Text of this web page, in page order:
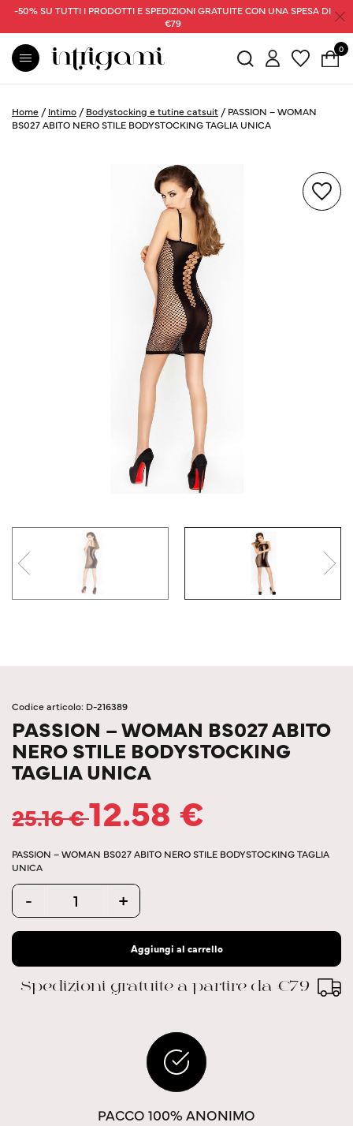
-50% SU TUTTI I PRODOTTI E SPEDIZIONI GRATUITE CON UNA SPESA DI
€79
0
Home / Intimo / Bodystocking e tutine catsuit / PASSION – WOMAN
BS027 ABITO NERO STILE BODYSTOCKING TAGLIA UNICA
Codice articolo: D-216389
PASSION – WOMAN BS027 ABITO
NERO STILE BODYSTOCKING
TAGLIA UNICA
25.16€12.58 €
PASSION – WOMAN BS027 ABITO NERO STILE BODYSTOCKING TAGLIA
UNICA
Quantity
- +
Aggiungi al carrello
Spedizioni gratuite a partire da €79
PACCO 100% ANONIMO